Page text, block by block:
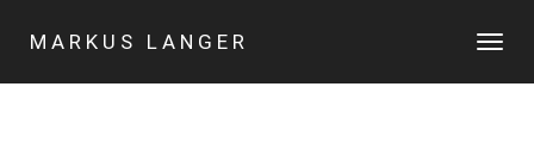
MARKUS LANGER